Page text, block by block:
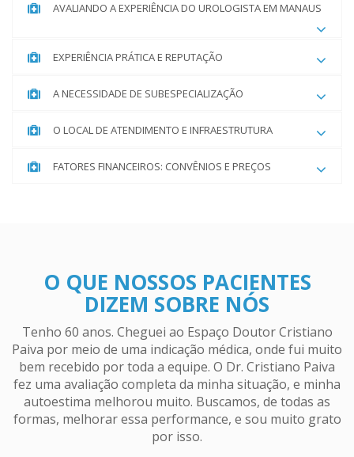
AVALIANDO A EXPERIÊNCIA DO UROLOGISTA EM MANAUS
EXPERIÊNCIA PRÁTICA E REPUTAÇÃO
A NECESSIDADE DE SUBESPECIALIZAÇÃO
O LOCAL DE ATENDIMENTO E INFRAESTRUTURA
FATORES FINANCEIROS: CONVÊNIOS E PREÇOS
O QUE NOSSOS PACIENTES
DIZEM SOBRE NÓS
Tenho 60 anos. Cheguei ao Espaço Doutor Cristiano
Paiva por meio de uma indicação médica, onde fui muito
bem recebido por toda a equipe. O Dr. Cristiano Paiva
fez uma avaliação completa da minha situação, e minha
autoestima melhorou muito. Buscamos, de todas as
formas, melhorar essa performance, e sou muito grato
por isso.